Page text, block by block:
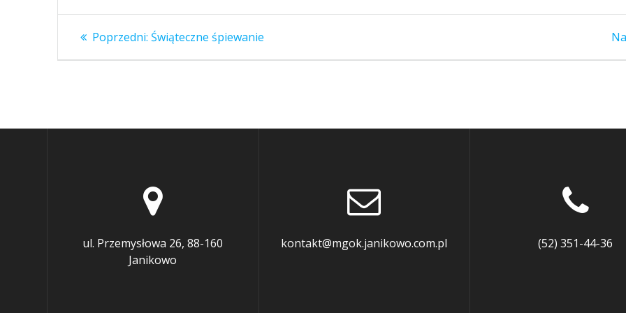
Nawigacja
wpisu
Poprzedni: Poprzedni
Świąteczne śpiewanie
ul. Przemysłowa 26, 88-160
Janikowo
kontakt@mgok.janikowo.com.pl (52) 351-44-36